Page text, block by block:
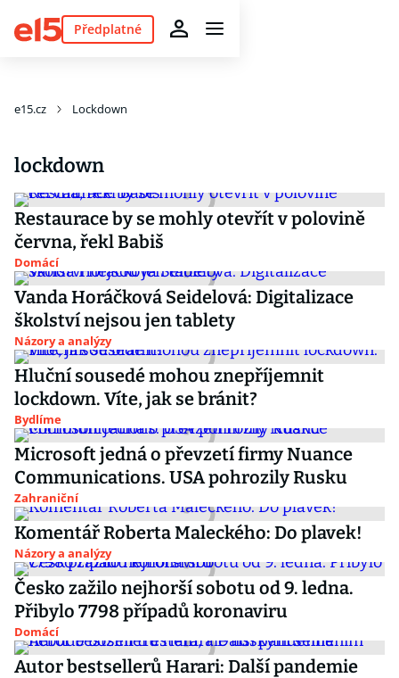
Předplatné
e15.cz Lockdown
lockdown
Restaurace by se mohly otevřít v polovině
června, řekl Babiš
Domácí
Vanda Horáčková Seidelová: Digitalizace
školství nejsou jen tablety
Názory a analýzy
Hluční sousedé mohou znepříjemnit
lockdown. Víte, jak se bránit?
Bydlíme
Microsoft jedná o převzetí firmy Nuance
Communications. USA pohrozily Rusku
Zahraniční
Komentář Roberta Maleckého: Do plavek!
Názory a analýzy
Česko zažilo nejhorší sobotu od 9. ledna.
Přibylo 7798 případů koronaviru
Domácí
Autor bestsellerů Harari: Další pandemie